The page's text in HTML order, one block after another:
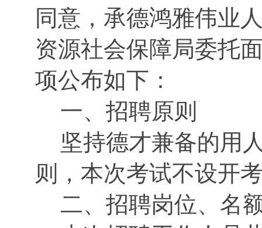
同意，承德鸿雅伟业
资源社会保障局委托
项公布如下：
一、招聘原则
坚持德才兼备的用
则，本次考试不设开
二、招聘岗位、名